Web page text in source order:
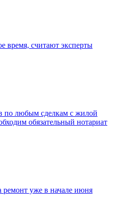
время, считают эксперты
по любым сделкам с жилой
обязательный нотариат
ремонт уже в начале июня